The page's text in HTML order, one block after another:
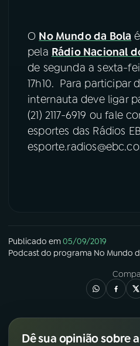
O No Mundo da Bola
pela Rádio Nacional
de segunda a sexta-
17h10. Para participar
internauta deve ligar
(21) 2117-6919 ou fale
esportes das Rádios
Publicado em05/09/2019
Podcastdo programa No Mundo
Dê sua opinião sobre